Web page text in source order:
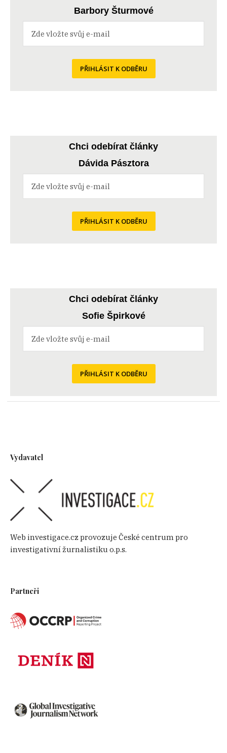
Barbory Šturmové
PŘIHLÁSIT K ODBĚRU
Chci odebírat články
Dávida Pásztora
PŘIHLÁSIT K ODBĚRU
Chci odebírat články
Sofie Špirkové
PŘIHLÁSIT K ODBĚRU
Vydavatel
Web investigace.cz provozuje České centrum pro
investigativní žurnalistiku o.p.s.
Partneři